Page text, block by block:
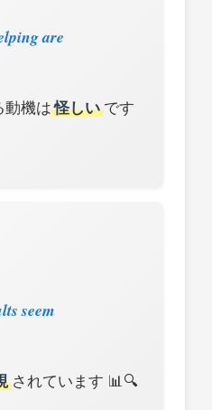
are
動機は 怪しいです
seem
されています 📊🔍